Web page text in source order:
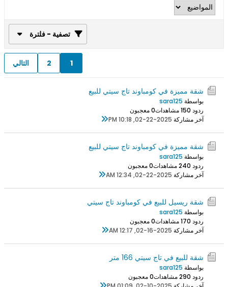
تصفية - فلترة
1
2 التالي
شقة مميزة في كومباوند تاج سيتي للبيع
بواسطة sara125
ردود 0
15 مشاهدات
0 معجبون
آخر مشاركة 02-22-2025, 10:18 PM
شقة مميزة في كومباوند تاج سيتي للبيع
بواسطة sara125
ردود 0
24 مشاهدات
0 معجبون
آخر مشاركة 02-22-2025, 12:34 AM
شقة ريسيل للبيع في كومباوند تاج سيتي
بواسطة sara125
ردود 0
17 مشاهدات
0 معجبون
آخر مشاركة 02-16-2025, 12:17 AM
شقة للبيع في تاج سيتي 166 متر
بواسطة sara125
ردود 0
29 مشاهدات
0 معجبون